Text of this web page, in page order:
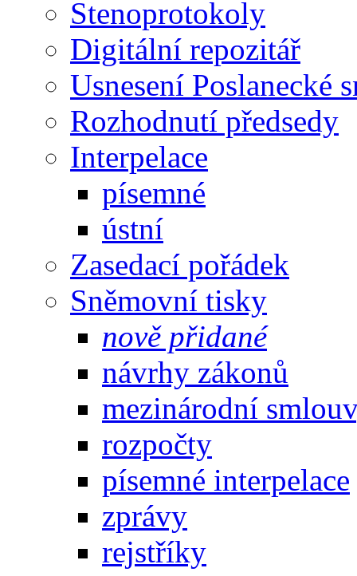
Stenoprotokoly
Digitální repozitář
Usnesení Poslanecké
Rozhodnutí předsedy
Interpelace
písemné
ústní
Zasedací pořádek
Sněmovní tisky
nově přidané
návrhy zákonů
mezinárodní
rozpočty
písemné interpelace
zprávy
rejstříky